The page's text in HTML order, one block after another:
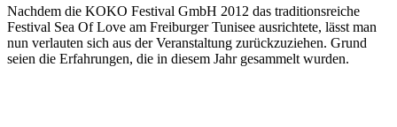
Nachdem die KOKO Festival GmbH 2012 das traditionsreiche
Festival Sea Of Love am Freiburger Tunisee ausrichtete, lässt man
nun verlauten sich aus der Veranstaltung zurückzuziehen. Grund
seien die Erfahrungen, die in diesem Jahr gesammelt wurden.